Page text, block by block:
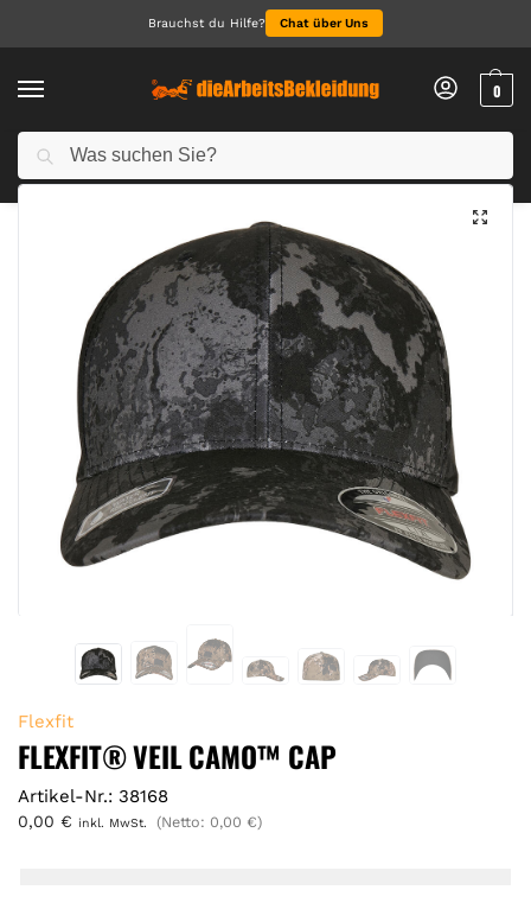
Brauchst du Hilfe? Chat über Uns
0
Start Accessoires / Caps & Hats
Flexfit
FLEXFIT® VEIL CAMO™ CAP
Artikel-Nr.: 38168
0,00 € inkl. MwSt. (Netto: 0,00 €)